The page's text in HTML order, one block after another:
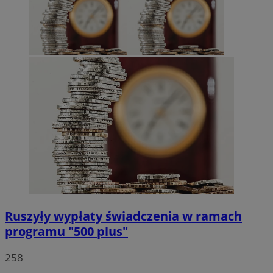
Ruszyły wypłaty świadczenia w ramach
programu "500 plus"
258
QeSessID rudaslaska.com.pl
MvSessID rudaslaska.com.pl
msToken .tiktok.com
Google